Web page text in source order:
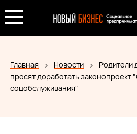
Главная Новости
Родители
просят доработать законопроект
соцобслуживания"